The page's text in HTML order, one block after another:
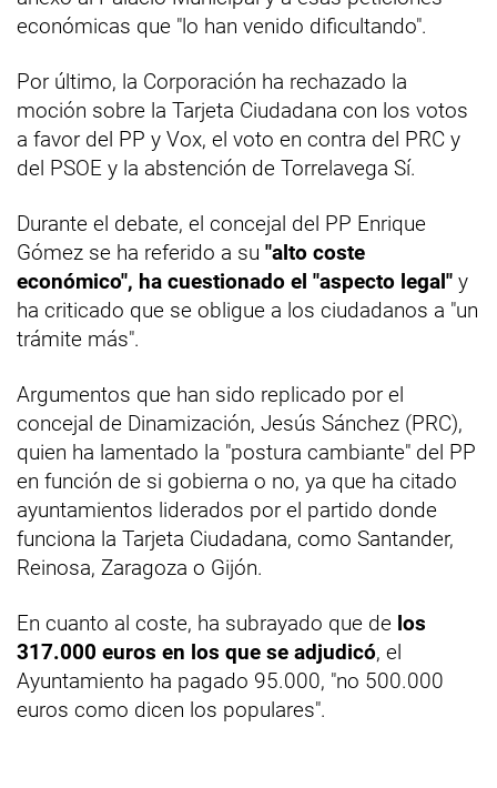
económicas que "lo han venido dificultando".
Por último, la Corporación ha rechazado la
moción sobre la Tarjeta Ciudadana con los votos
a favor del PP y Vox, el voto en contra del PRC y
del PSOE y la abstención de Torrelavega Sí.
Durante el debate, el concejal del PP Enrique
Gómez se ha referido a su "alto coste
económico", ha cuestionado el "aspecto legal" y
ha criticado que se obligue a los ciudadanos a "un
trámite más".
Argumentos que han sido replicado por el
concejal de Dinamización, Jesús Sánchez (PRC),
quien ha lamentado la "postura cambiante" del PP
en función de si gobierna o no, ya que ha citado
ayuntamientos liderados por el partido donde
funciona la Tarjeta Ciudadana, como Santander,
Reinosa, Zaragoza o Gijón.
En cuanto al coste, ha subrayado que de los
317.000 euros en los que se adjudicó, el
Ayuntamiento ha pagado 95.000, "no 500.000
euros como dicen los populares".